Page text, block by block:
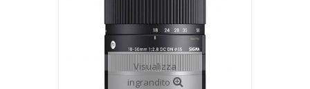
Visualizza
ingrandito